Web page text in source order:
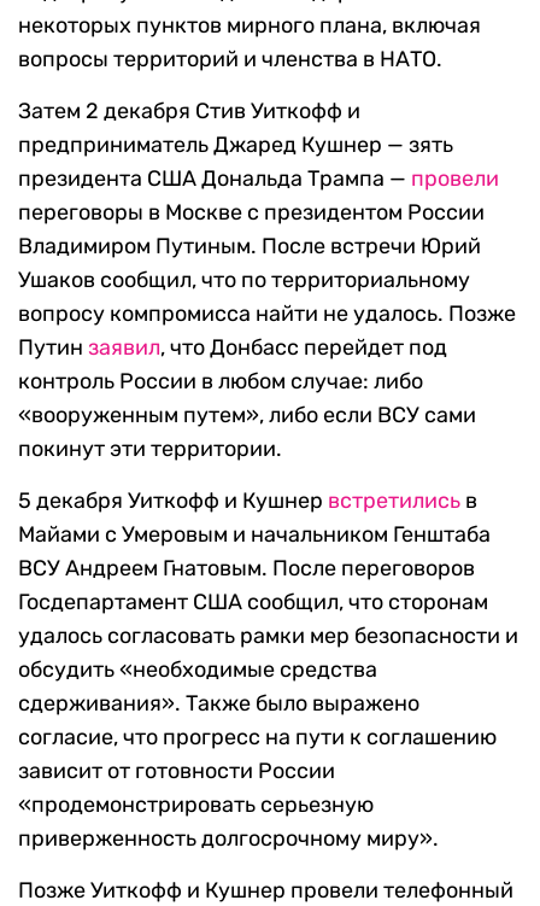
некоторых пунктов мирного плана, включая
вопросы территорий и членства в НАТО.
Затем 2 декабря Стив Уиткофф и
предприниматель Джаред Кушнер — зять
президента США Дональда Трампа — провели
переговоры в Москве с президентом России
Владимиром Путиным. После встречи Юрий
Ушаков сообщил, что по территориальному
вопросу компромисса найти не удалось. Позже
Путин заявил, что Донбасс перейдет под
контроль России в любом случае: либо
«вооруженным путем», либо если ВСУ сами
покинут эти территории.
5 декабря Уиткофф и Кушнер встретились в
Майами с Умеровым и начальником Генштаба
ВСУ Андреем Гнатовым. После переговоров
Госдепартамент США сообщил, что сторонам
удалось согласовать рамки мер безопасности и
обсудить «необходимые средства
сдерживания». Также было выражено
согласие, что прогресс на пути к соглашению
зависит от готовности России
«продемонстрировать серьезную
приверженность долгосрочному миру».
Позже Уиткофф и Кушнер провели телефонный